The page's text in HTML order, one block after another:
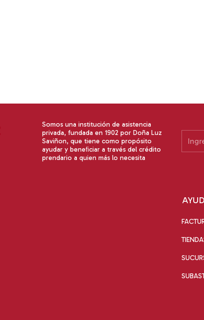
Somos una institución de asistencia
privada, fundada en 1902 por Doña Luz
Saviñon, que tiene como propósito
ayudar y beneﬁciar a través del crédito
prendario a quien más lo necesita